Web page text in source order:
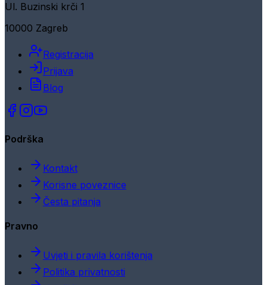
Ul. Buzinski krči 1
10000 Zagreb
Registracija
Prijava
Blog
Podrška
Kontakt
Korisne poveznice
Česta pitanja
Pravno
Uvjeti i pravila korištenja
Politika privatnosti